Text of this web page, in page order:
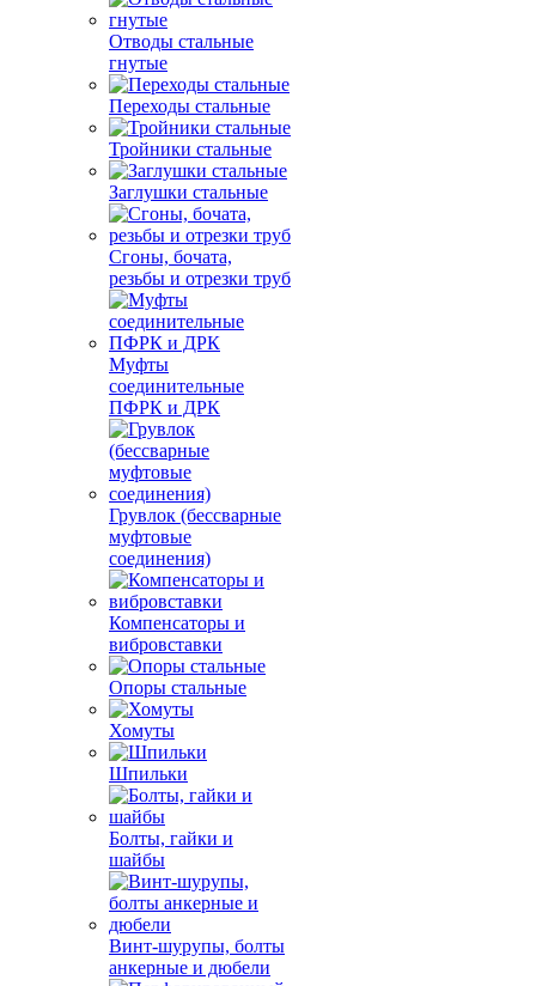
Отводы стальные
гнутые
Переходы стальные
Тройники стальные
Заглушки стальные
Сгоны, бочата,
резьбы и отрезки труб
Муфты
соединительные
ПФРК и ДРК
Грувлок (бессварные
муфтовые
соединения)
Компенсаторы и
вибровставки
Опоры стальные
Хомуты
Шпильки
Болты, гайки и
шайбы
Винт-шурупы, болты
анкерные и дюбели